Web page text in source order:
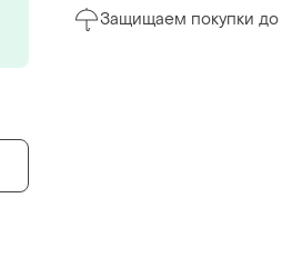
Защищаем покупки до